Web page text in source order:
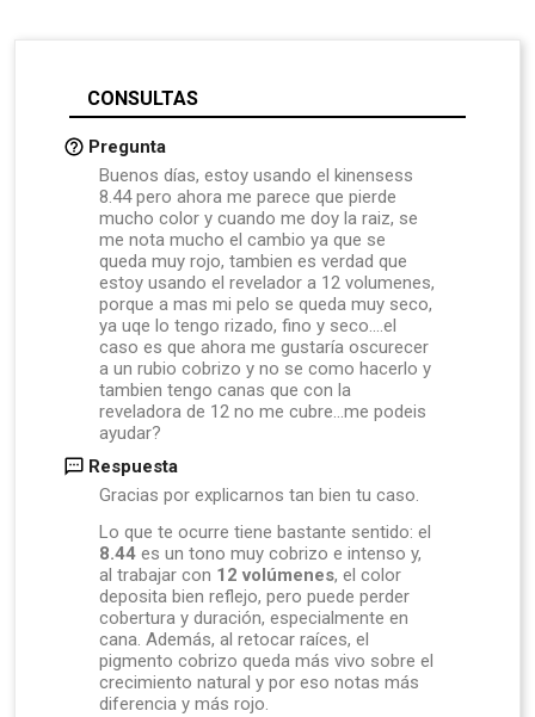
CONSULTAS
Pregunta
Buenos días, estoy usando el kinensess
8.44 pero ahora me parece que pierde
mucho color y cuando me doy la raiz, se
me nota mucho el cambio ya que se
queda muy rojo, tambien es verdad que
estoy usando el revelador a 12 volumenes,
porque a mas mi pelo se queda muy seco,
ya uqe lo tengo rizado, fino y seco....el
caso es que ahora me gustaría oscurecer
a un rubio cobrizo y no se como hacerlo y
tambien tengo canas que con la
reveladora de 12 no me cubre...me podeis
ayudar?
Respuesta
Gracias por explicarnos tan bien tu caso.
Lo que te ocurre tiene bastante sentido: el
8.44 es un tono muy cobrizo e intenso y,
al trabajar con 12 volúmenes, el color
deposita bien reflejo, pero puede perder
cobertura y duración, especialmente en
cana. Además, al retocar raíces, el
pigmento cobrizo queda más vivo sobre el
crecimiento natural y por eso notas más
diferencia y más rojo.